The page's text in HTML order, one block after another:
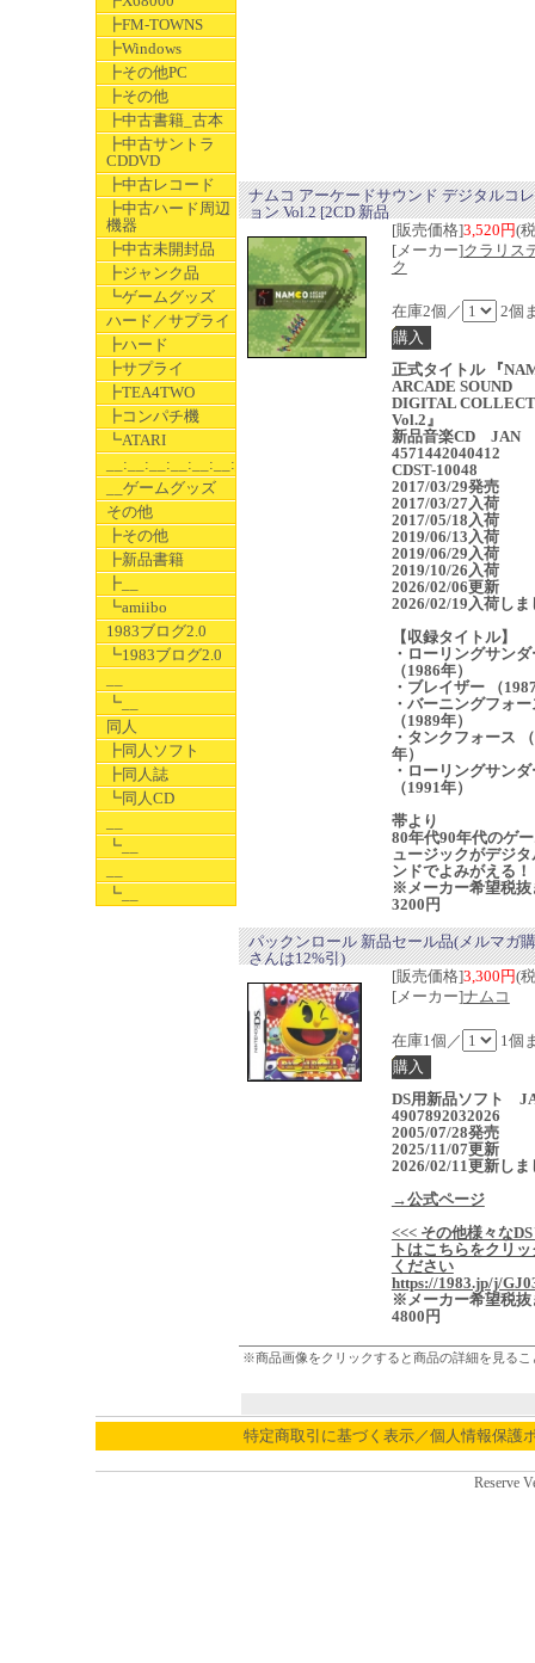
┣FM-TOWNS
┣Windows
┣その他PC
┣その他
┣中古書籍_古本
┣中古サントラ
CDDVD
┣中古レコード
┣中古ハード周辺
機器
┣中古未開封品
┣ジャンク品
┗ゲームグッズ
ハード／サプライ
┣ハード
┣サプライ
┣TEA4TWO
┣コンパチ機
┗ATARI
__:__:__:__:__:__:__
__ゲームグッズ
その他
┣その他
┣新品書籍
┣__
┗amiibo
1983ブログ2.0
┗1983ブログ2.0
┗__
同人
┣同人ソフト
┣同人誌
┗同人CD
┗__
┗__
ナムコ アーケードサウンド デジタルコ
ョン Vol.2 [2CD 新品
[販売価格]3,520円(
[メーカー]クラリス
ク
在庫2個／ 2個
正式タイトル 『
ARCADE SOUND
DIGITAL
Vol.2』
新品音楽CD JAN
4571442040412
CDST-10048
2017/03/29発売
2017/03/27入荷
2017/05/18入荷
2019/06/13入荷
2019/06/29入荷
2019/10/26入荷
2026/02/06更新
2026/02/19入荷しま
【収録タイトル】
・ローリングサンダ
（1986年）
・ブレイザー （
・バーニングフォー
（1989年）
・タンクフォース
年）
・ローリングサンダ
（1991年）
帯より
80年代90年代のゲ
ュージックがデジ
ンドでよみがえる！
※メーカー希望税抜
3200円
パックンロール 新品セール品(メルマガ
さんは12%引)
[販売価格]3,300円(
[メーカー]ナムコ
在庫1個／ 1個
DS用新品ソフト
4907892032026
2005/07/28発売
2025/11/07更新
2026/02/11更新しま
→公式ページ
<<< その他様々な
トはこちらをクリ
ください
https://1983.jp/j/
※メーカー希望税抜
4800円
※商品画像をクリックすると商品の詳細を見るこ
特定商取引に基づく表示／個人情報保護
Reserve